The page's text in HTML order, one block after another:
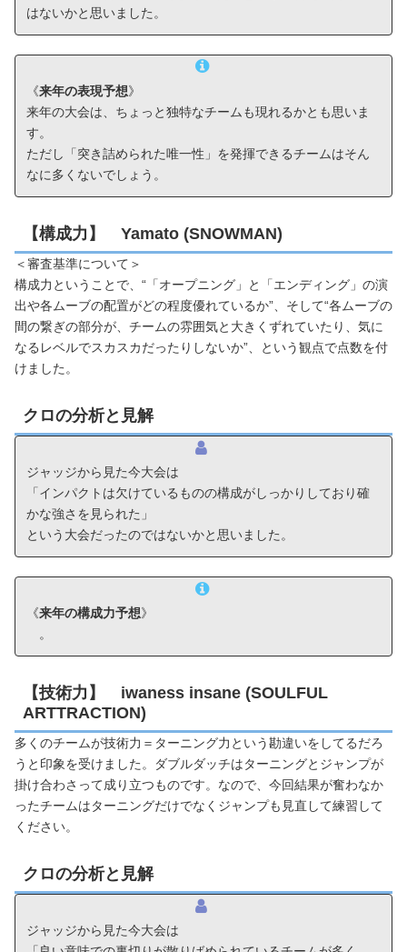
はないかと思いました。
《来年の表現予想》
来年の大会は、ちょっと独特なチームも現れるかとも思いま
す。
ただし「突き詰められた唯一性」を発揮できるチームはそん
なに多くないでしょう。
【構成力】 Yamato (SNOWMAN)
＜審査基準について＞
構成力ということで、“「オープニング」と「エンディング」の演
出や各ムーブの配置がどの程度優れているか”、そして“各ムーブの
間の繋ぎの部分が、チームの雰囲気と大きくずれていたり、気に
なるレベルでスカスカだったりしないか”、という観点で点数を付
けました。
クロの分析と見解
ジャッジから見た今大会は
「インパクトは欠けているものの構成がしっかりしており確
かな強さを見られた」
という大会だったのではないかと思いました。
《来年の構成力予想》
。
【技術力】 iwaness insane (SOULFUL
ARTTRACTION)
多くのチームが技術力＝ターニング力という勘違いをしてるだろ
うと印象を受けました。ダブルダッチはターニングとジャンプが
掛け合わさって成り立つものです。なので、今回結果が奮わなか
ったチームはターニングだけでなくジャンプも見直して練習して
ください。
クロの分析と見解
ジャッジから見た今大会は